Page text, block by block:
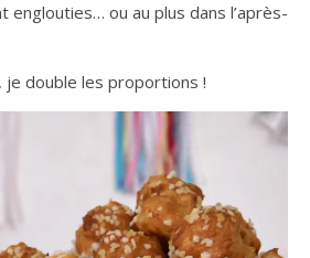
englouties… ou au plus dans l’après-
je double les proportions !